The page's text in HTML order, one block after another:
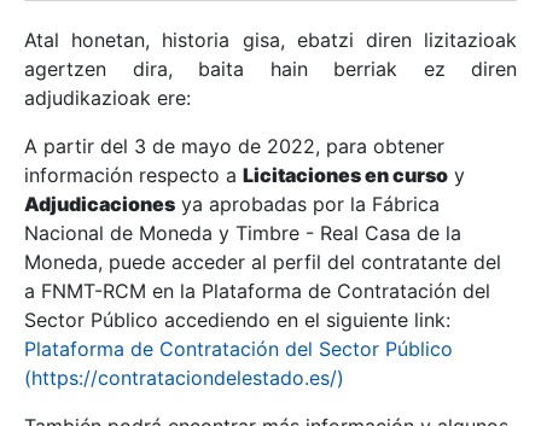
Erakutsi/Ezkutatu
Erakutsi/Ezkutatu
Erakutsi/Ezkutatu
Erakutsi/Ezkutatu
Atal honetan, historia gisa, ebatzi diren lizitazioak
agertzen dira, baita hain berriak ez diren
adjudikazioak ere:
A partir del 3 de mayo de 2022, para obtener
información respecto a Licitaciones en curso y
Adjudicaciones ya aprobadas por la Fábrica
Nacional de Moneda y Timbre - Real Casa de la
Moneda, puede acceder al perfil del contratante del
a FNMT-RCM en la Plataforma de Contratación del
Sector Público accediendo en el siguiente link:
Plataforma de Contratación del Sector Público
(https://contrataciondelestado.es/)